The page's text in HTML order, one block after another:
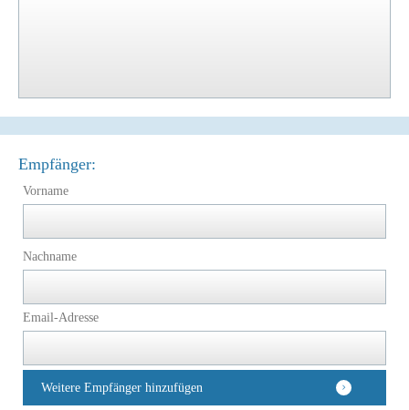
Empfänger:
Vorname
Nachname
Email-Adresse
Weitere Empfänger hinzufügen